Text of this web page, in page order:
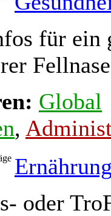
für ein
Global
,
oder